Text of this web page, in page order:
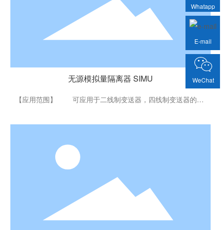
无源模拟量隔离器 SIMU
无源模拟量隔离器 SIMU
【应用范围】 可应用于二线制变送器，四线制变送器的信
精度/高线性度 最大可实现三组4-20mA信号的输入，更经
济实用 产品通过电磁兼容性CE认证
隔离配电器 SIMD
Whatapp
E-mail
WeChat